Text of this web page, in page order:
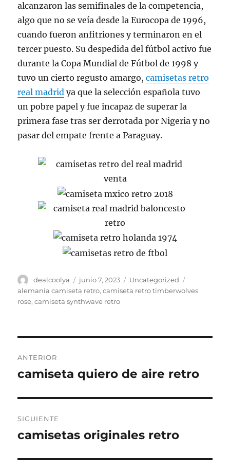
alcanzaron las semifinales de la competencia,
algo que no se veía desde la Eurocopa de 1996,
cuando fueron anfitriones y terminaron en el
tercer puesto. Su despedida del fútbol activo fue
durante la Copa Mundial de Fútbol de 1998 y
tuvo un cierto regusto amargo,camisetas retro
real madrid ya que la selección española tuvo
un pobre papel y fue incapaz de superar la
primera fase tras ser derrotada por Nigeria y no
pasar del empate frente a Paraguay.
Autor
dealcoolya
Publicado
el
junio 7, 2023 Categorías
Uncategorized
alemania camiseta retro,camiseta retro timberwolves
rose,camiseta synthwave retro
de
ANTERIOR
Entrada
camiseta quiero de aire retro
SIGUIENTE
Entrada
camisetas originales retro